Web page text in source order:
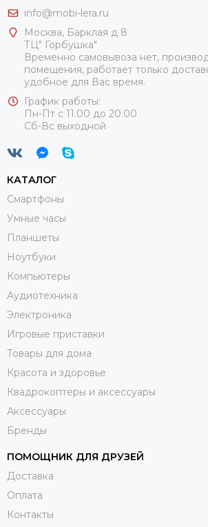
info@mobi-lera.ru
Москва, Барклая д 8
ТЦ" Горбушка"
Временно самовывоза нет,
помещения, работает только
удобное для Вас время.
График работы:
Пн-Пт с 11.00 до 20.00
Сб-Вс выходной
КАТАЛОГ
Смартфоны
Умные часы
Планшеты
Ноутбуки
Компьютеры
Аудиотехника
Электроника
Игровые приставки
Товары для дома
Красота и здоровье
Квадрокоптеры и аксессуары
Аксессуары
Бренды
ПОМОЩНИК ДЛЯ ДРУЗЕЙ
Доставка
Оплата
Контакты